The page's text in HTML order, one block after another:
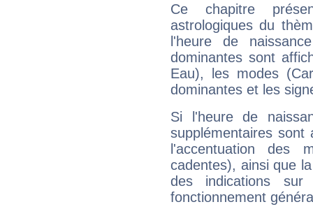
Ce chapitre
astrologiques du
l'heure de
dominantes sont
Eau), les modes
dominantes et les
Si l'heure de
supplémentaires sont
l'accentuation des
cadentes), ainsi que
des indications sur
fonctionnement